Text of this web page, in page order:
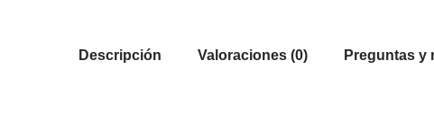
Descripción Valoraciones (0) Preguntas y